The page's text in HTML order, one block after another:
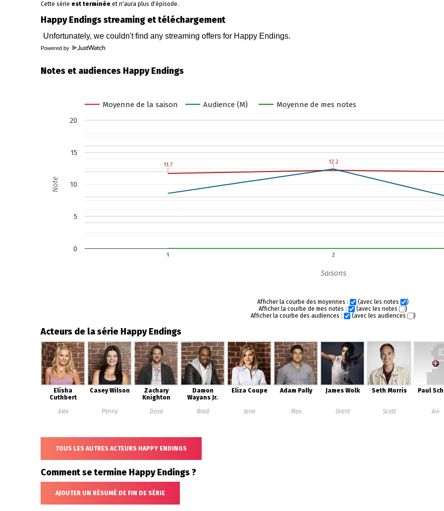
Cette série est terminée et n'aura plus d'épisode.
Happy Endings streaming et téléchargement
Powered by
Notes et audiences Happy Endings
Moyenne de la saison Audience (M) Moyenne de mes notes
1 2
0
5
10
15
20
11.7
11.7 12.2
12.2
Saisons
Note
Afficher la courbe des moyennes : (avec les notes
)
Afficher la courbe de mes notes :
(avec les notes
)
Afficher la courbe des audiences :
(avec les audiences )
Acteurs de la série Happy Endings
Elisha
Cuthbert
Alex
Casey Wilson
Penny
Zachary
Knighton
Dave
Damon
Wayans Jr.
Brad
Eliza Coupe
Jane
Adam Pally
Max
James Wolk
Grant
Seth Morris
Scott
Paul
Avi
TOUS LES AUTRES ACTEURS HAPPY ENDINGS
Comment se termine Happy Endings ?
AJOUTER UN RÉSUMÉ DE FIN DE SÉRIE